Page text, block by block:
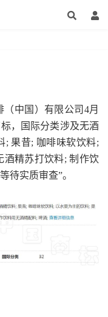
中国）有限公司4月
，国际分类涉及无酒
; 果昔; 咖啡味软饮料;
酒精苏打饮料; 制作饮
待实质审查”。